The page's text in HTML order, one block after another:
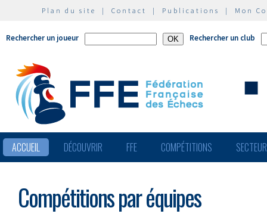
Plan du site | Contact | Publications | Mon
Rechercher un joueur Rechercher un club
ACCUEIL DÉCOUVRIR FFE COMPÉTITIONS
Compétitions par équipes